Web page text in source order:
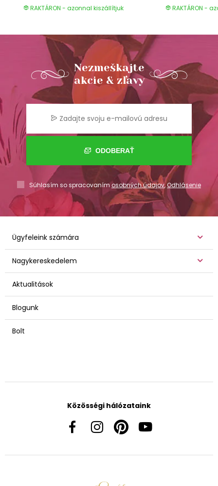
RAKTÁRON - azonnal kiszállítjuk RAKTÁRON -
Nezmeškajte
akcie & zľavy
ODOBERAŤ
Súhlasím so spracovaním osobných údajov,Odhlásenie
Ügyfeleink számára
Nagykereskedelem
Aktualitások
Blogunk
Bolt
Közösségi hálózataink